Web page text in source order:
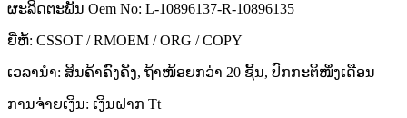
ຜະລິດຕະພັນ Oem No: L-10896137-R-10896135
ຍີ່ຫໍ້: CSSOT / RMOEM / ORG / COPY
ເວລານຳ: ສິນຄ້າຄົງຄັງ, ຖ້າໜ້ອຍກວ່າ 20 ຊິ້ນ, ປົກກະຕິໜຶ່ງເດືອນ
ການຈ່າຍເງິນ: ເງິນຝາກ Tt